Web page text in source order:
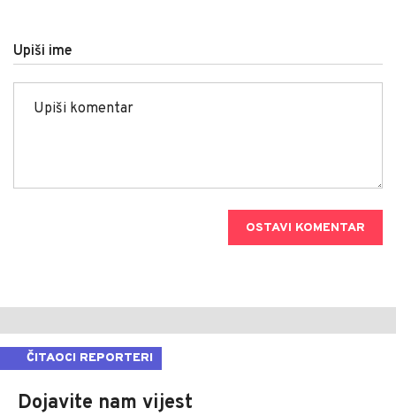
Upiši ime
OSTAVI KOMENTAR
ČITAOCI REPORTERI
Dojavite nam vijest